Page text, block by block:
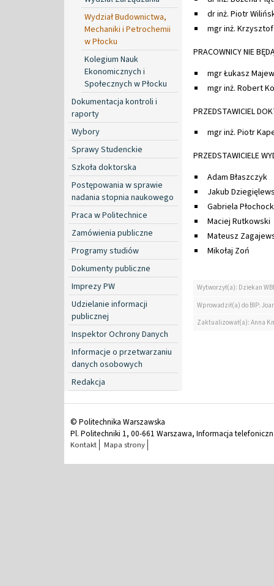
Wydział Budownictwa,
Mechaniki i Petrochemii
w Płocku
Kolegium Nauk
Ekonomicznych i
Społecznych w Płocku
Dokumentacja kontroli i
raporty
Wybory
Sprawy Studenckie
Szkoła doktorska
Postępowania w sprawie
nadania stopnia naukowego
Praca w Politechnice
Zamówienia publiczne
Programy studiów
Dokumenty publiczne
Imprezy PW
Udzielanie informacji
publicznej
Inspektor Ochrony Danych
Informacje o przetwarzaniu
danych osobowych
Redakcja
dr inż. Piotr
mgr inż.
PRACOWNICY NIE
mgr Łukasz
mgr inż. Robert
PRZEDSTAWICIEL
mgr inż. Piotr
PRZEDSTAWICIELE
Adam Błaszczyk
Jakub
Gabriela
Maciej Rutkowski
Mateusz
Mikołaj Zoń
Wytworzył(a): Dziekan
Wprowadził(a) do BIP:
Zaktualizował(a): Anna
© Politechnika Warszawska
Pl. Politechniki 1, 00-661 Warszawa, Informacja
Kontakt Mapa strony